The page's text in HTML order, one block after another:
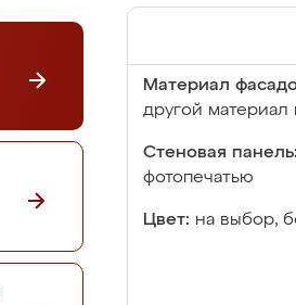
Материал
другой
Стеновая панель:
фотопечатью
Цвет: на выбор,